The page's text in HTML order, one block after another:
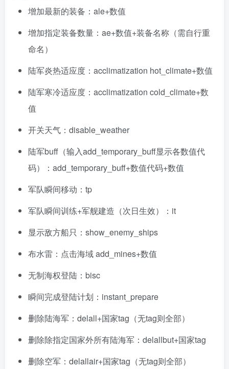
增加最新的装备：ale+数值
增加指定装备数量：ae+数值+装备名称（需自行重
命名）
陆军炎热适应度：acclimatization hot_climate+数值
陆军寒冷适应度：acclimatization cold_climate+数
值
开关天气：disable_weather
陆军buff（输入add_temporary_buff显示各数值代
码）：add_temporary_buff+数值代码+数值
军队瞬间移动：tp
军队瞬间训练+军舰建造（次日生效）：it
显示敌方船只：show_enemy_ships
布水雷：点击海域 add_mines+数值
无制海权登陆：bisc
瞬间完成登陆计划：instant_prepare
删除陆海军：delall+国家tag（无tag则全部）
删除除指定国家外所有陆海军：delallbut+国家tag
删除空军：delallair+国家tag（无tag则全部）